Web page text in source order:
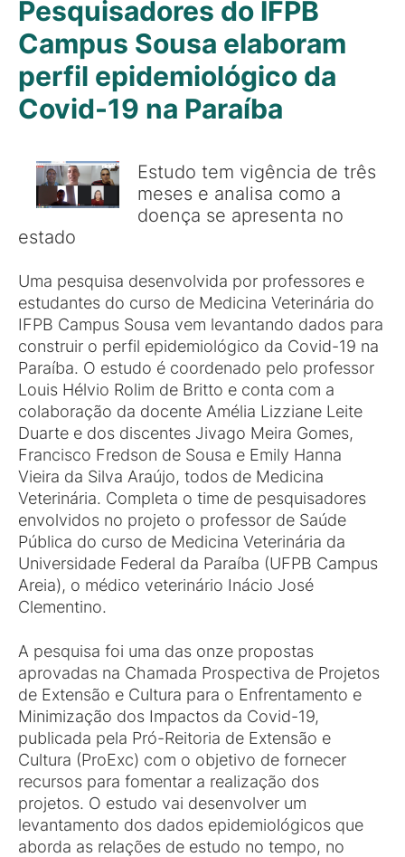
Pesquisadores do IFPB
Campus Sousa elaboram
perfil epidemiológico da
Covid-19 na Paraíba
Estudo tem vigência de três
meses e analisa como a
doença se apresenta no
estado
Uma pesquisa desenvolvida por professores e
estudantes do curso de Medicina Veterinária do
IFPB Campus Sousa vem levantando dados para
construir o perfil epidemiológico da Covid-19 na
Paraíba. O estudo é coordenado pelo professor
Louis Hélvio Rolim de Britto e conta com a
colaboração da docente Amélia Lizziane Leite
Duarte e dos discentes Jivago Meira Gomes,
Francisco Fredson de Sousa e Emily Hanna
Vieira da Silva Araújo, todos de Medicina
Veterinária. Completa o time de pesquisadores
envolvidos no projeto o professor de Saúde
Pública do curso de Medicina Veterinária da
Universidade Federal da Paraíba (UFPB Campus
Areia), o médico veterinário Inácio José
Clementino.
A pesquisa foi uma das onze propostas
aprovadas na Chamada Prospectiva de Projetos
de Extensão e Cultura para o Enfrentamento e
Minimização dos Impactos da Covid-19,
publicada pela Pró-Reitoria de Extensão e
Cultura (ProExc) com o objetivo de fornecer
recursos para fomentar a realização dos
projetos. O estudo vai desenvolver um
levantamento dos dados epidemiológicos que
aborda as relações de estudo no tempo, no